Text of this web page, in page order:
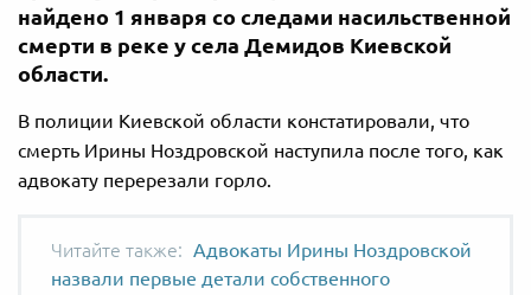
найдено 1 января со следами насильственной
смерти в реке у села Демидов Киевской
области.
В полиции Киевской области констатировали, что
смерть Ирины Ноздровской наступила после того, как
адвокату перерезали горло.
Адвокаты Ирины Ноздровской
назвали первые детали собственного